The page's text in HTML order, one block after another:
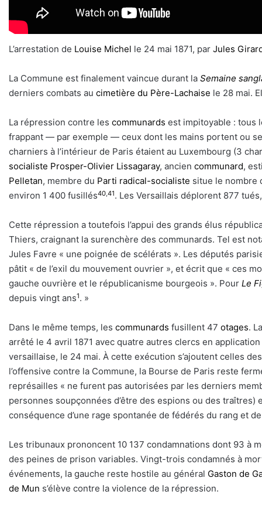
L’arrestation de Louise Michel le 24 mai 1871, par Jules
La Commune est finalement vaincue durant la Semaine
derniers combats au cimetière du Père-Lachaise le 28 mai.
La répression contre les communards est impitoyable : tous
frappant — par exemple — ceux dont les mains portent ou
charniers à l’intérieur de Paris étaient au Luxembourg (3
socialiste Prosper-Olivier Lissagaray, ancien communard,
Pelletan, membre du Parti radical-socialiste situe le nombre
environ 1 400 fusillés40 41. Les Versaillais déplorent 877
Cette répression a toutefois l’appui des grands élus
Thiers, craignant la surenchère des communards. Tel est
Jules Favre « une poignée de scélérats ». Les députés
pâtit « de l’exil du mouvement ouvrier », et écrit que « ces
gauche ouvrière et le républicanisme bourgeois ». Pour Le
depuis vingt ans1. »
Dans le même temps, les communards fusillent 47 otages.
arrêté le 4 avril 1871 avec quatre autres clercs en
versaillaise, le 24 mai. À cette exécution s’ajoutent celles
l’offensive contre la Commune, la Bourse de Paris reste
représailles « ne furent pas autorisées par les derniers
personnes soupçonnées d’être des espions ou des
conséquence d’une rage spontanée de fédérés du rang et
Les tribunaux prononcent 10 137 condamnations dont 93 à
des peines de prison variables. Vingt-trois condamnés à
événements, la gauche reste hostile au général Gaston de
de Mun s’élève contre la violence de la répression.